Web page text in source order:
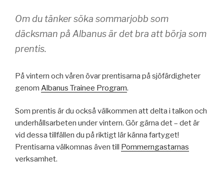
Om du tänker söka sommarjobb som
däcksman på Albanus är det bra att börja som
prentis.
På vintern och våren övar prentisarna på sjöfärdigheter
genom Albanus Trainee Program.
Som prentis är du också välkommen att delta i talkon och
underhållsarbeten under vintern. Gör gärna det – det är
vid dessa tillfällen du på riktigt lär känna fartyget!
Prentisarna välkomnas även till Pommerngastarnas
verksamhet.